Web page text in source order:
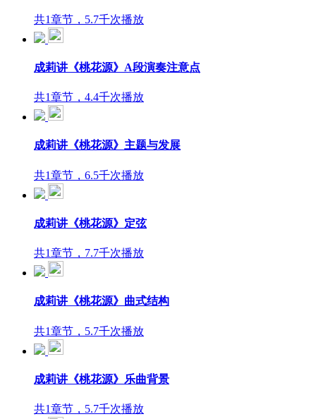
共1章节，5.7千次播放
成莉讲《桃花源》A段演奏注意点
共1章节，4.4千次播放
成莉讲《桃花源》主题与发展
共1章节，6.5千次播放
成莉讲《桃花源》定弦
共1章节，7.7千次播放
成莉讲《桃花源》曲式结构
共1章节，5.7千次播放
成莉讲《桃花源》乐曲背景
共1章节，5.7千次播放